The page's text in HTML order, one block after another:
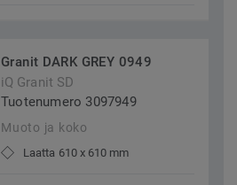
Granit DARK GREY 0949
iQ Granit SD
Tuotenumero 3097949
Muoto ja koko
Laatta 610 x 610 mm